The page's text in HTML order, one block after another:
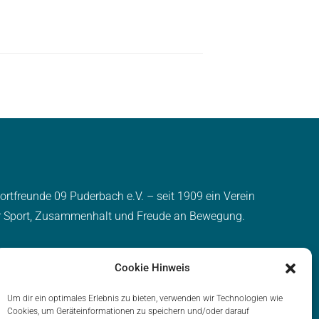
Cookie Hinweis
Um dir ein optimales Erlebnis zu bieten, verwenden wir Technologien wie
Cookies, um Geräteinformationen zu speichern und/oder darauf
09 Puderbach e.V. – seit 1909 ein Verein
Sport, Zusammenhalt und Freude an Bewegung.
09 Puderbach e.V.